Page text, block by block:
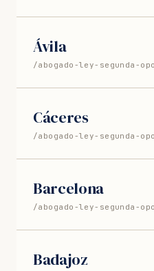
Ávila
/abogado-ley-segunda-
Cáceres
/abogado-ley-segunda-
Barcelona
/abogado-ley-segunda-
Badajoz